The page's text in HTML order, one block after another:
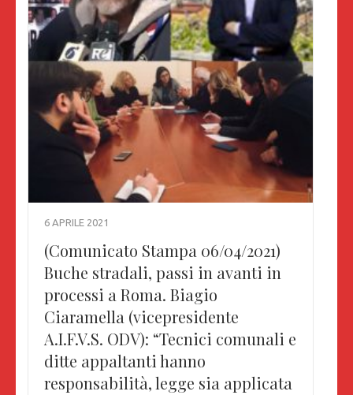
6 APRILE 2021
(Comunicato Stampa 06/04/2021)
Buche stradali, passi in avanti in
processi a Roma. Biagio
Ciaramella (vicepresidente
A.I.F.V.S. ODV): “Tecnici comunali e
ditte appaltanti hanno
responsabilità, legge sia applicata